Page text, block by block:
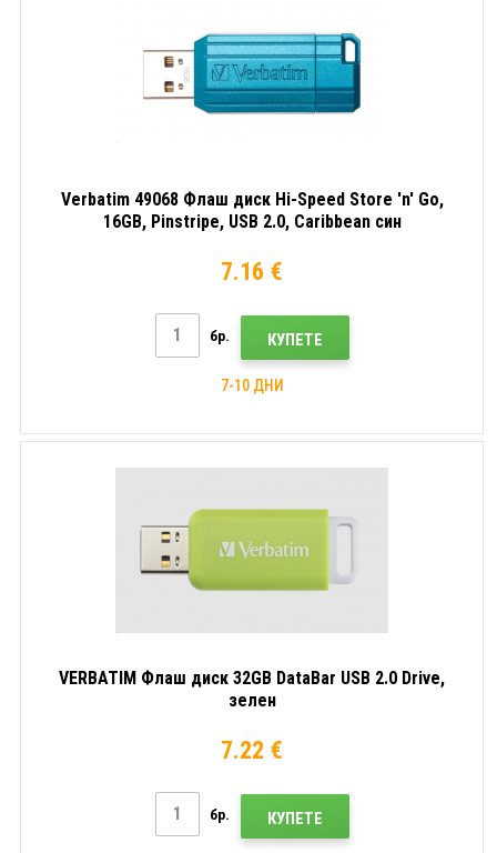
Verbatim 49068 Флаш диск Hi-Speed Store 'n' Go,
16GB, Pinstripe, USB 2.0, Caribbean син
7.16 €
бр. КУПЕТЕ
7-10 ДНИ
VERBATIM Флаш диск 32GB DataBar USB 2.0 Drive,
зелен
7.22 €
бр. КУПЕТЕ